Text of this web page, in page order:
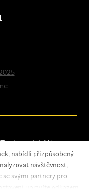
Tento web běží na
nabídli přizpůsobený
návštěvnost,
svými partnery pro
upravíte odkazem